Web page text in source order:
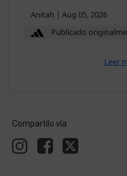
Anitah | Aug 05, 2026
Publicado
Leer
Compartílo vía